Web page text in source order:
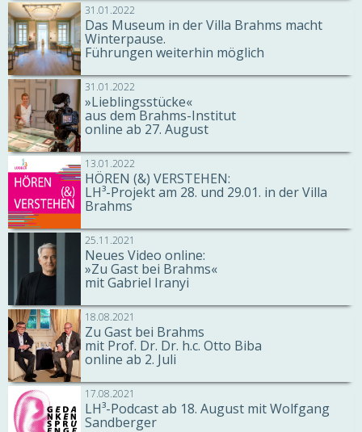
31.01.2022
Das Museum in der Villa Brahms macht
Winterpause.
Führungen weiterhin möglich
31.01.2022
»Lieblingsstücke«
aus dem Brahms-Institut
online ab 27. August
13.01.2022
HÖREN (&) VERSTEHEN:
LH³-Projekt am 28. und 29.01. in der Villa
Brahms
25.11.2021
Neues Video online:
»Zu Gast bei Brahms«
mit Gabriel Iranyi
18.08.2021
Zu Gast bei Brahms
mit Prof. Dr. Dr. h.c. Otto Biba
online ab 2. Juli
17.08.2021
LH³-Podcast ab 18. August mit Wolfgang
Sandberger